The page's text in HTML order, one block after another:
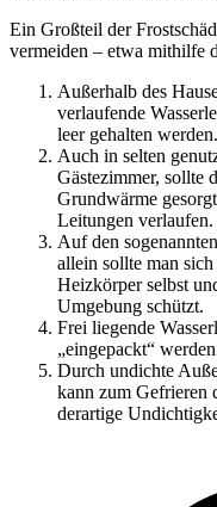
Ein Großteil der
vermeiden – etwa mithilfe
Außerhalb des
verlaufende
leer gehalten werden.
Auch in selten
Gästezimmer, sollte
Grundwärme
Leitungen verlaufen.
Auf den
allein sollte man
Heizkörper selbst
Umgebung schützt.
Frei liegende
„eingepackt“
Durch undichte
kann zum Gefrieren
derartige